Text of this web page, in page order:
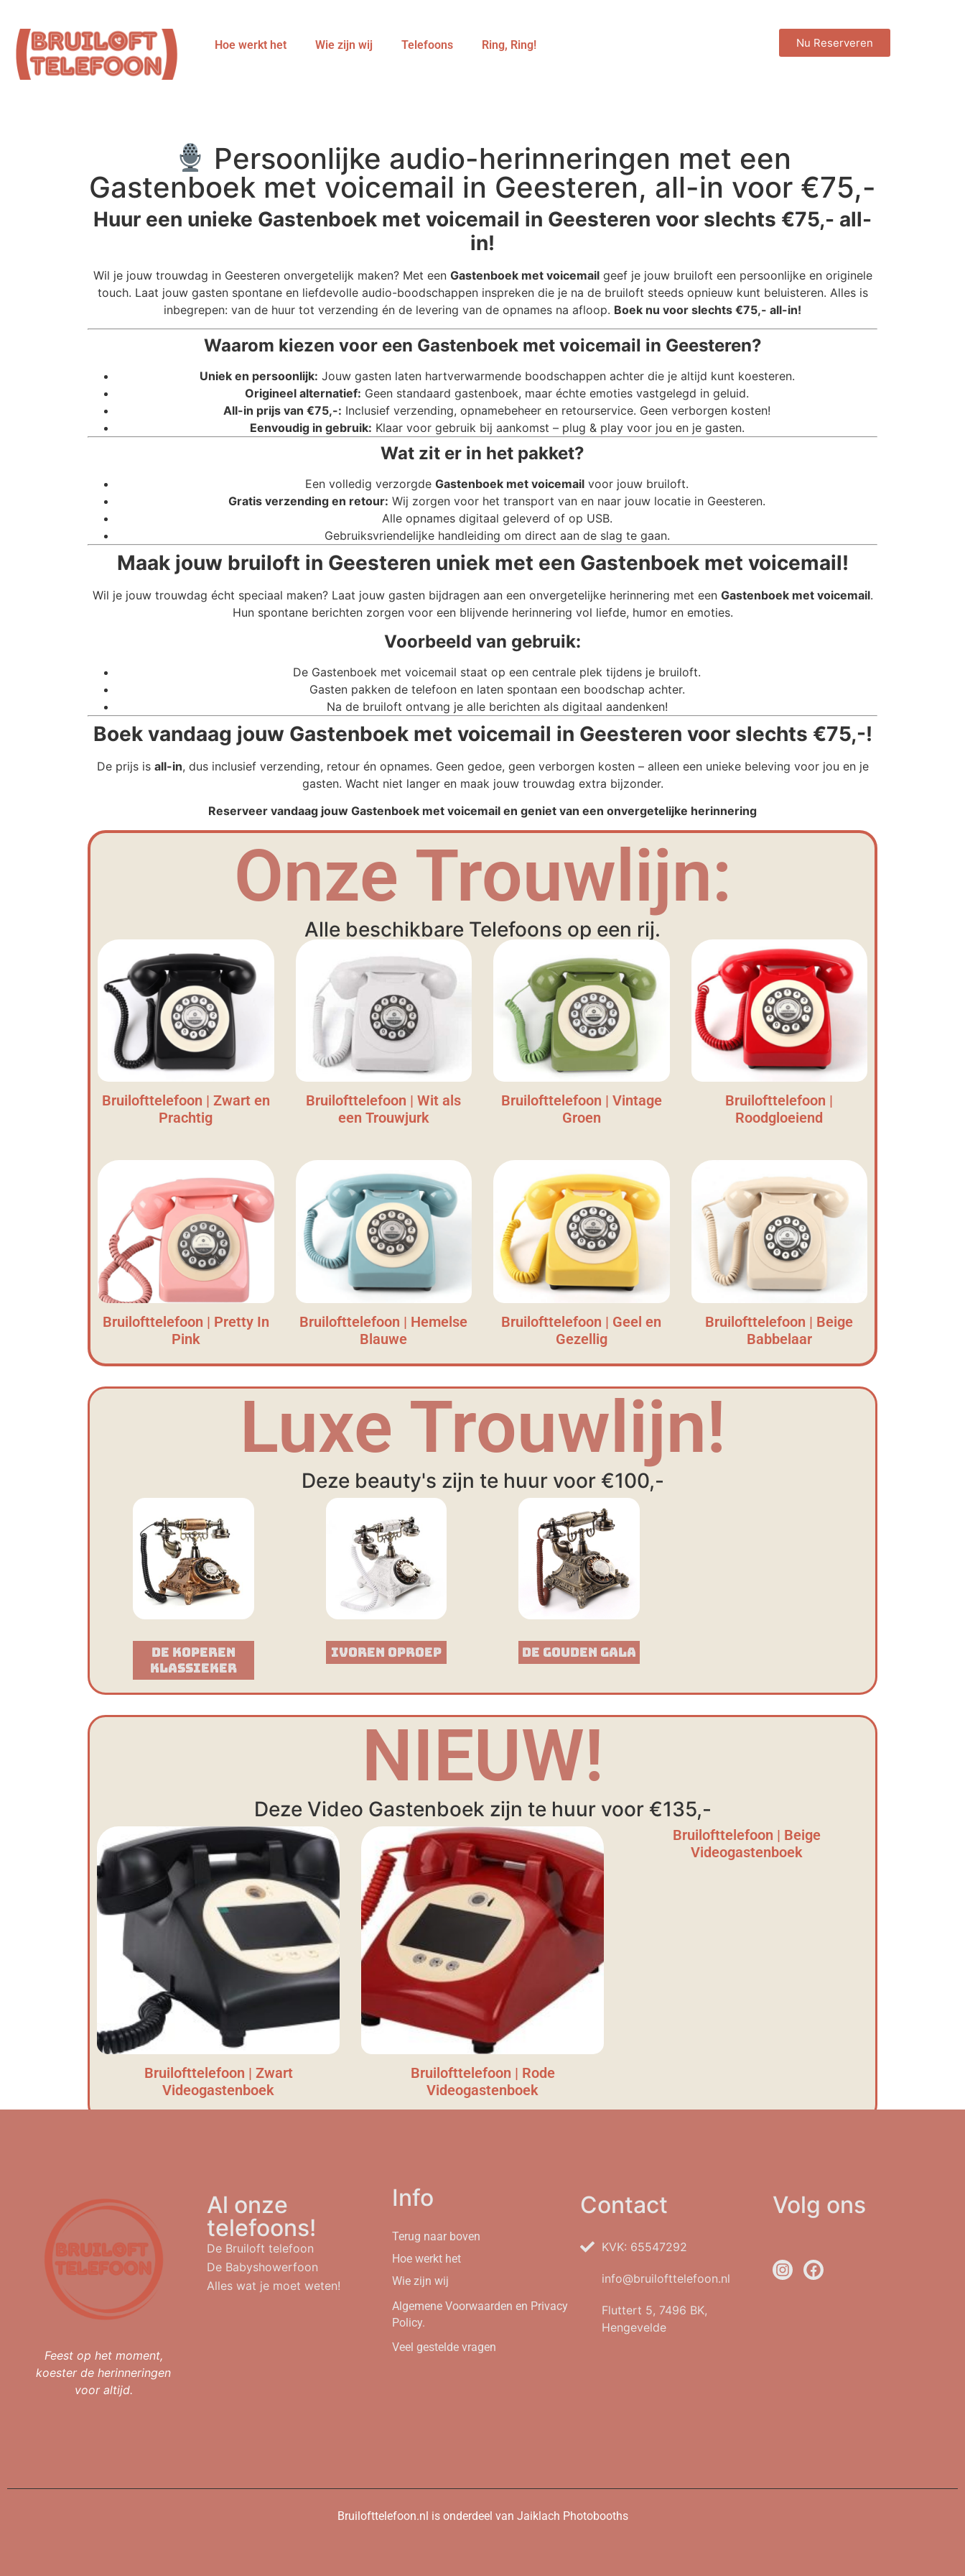
Hoe werkt het Wie zijn wij Telefoons Ring, Ring! Nu Reserveren
Persoonlijke audio-herinneringen met een
Gastenboek met voicemail in Geesteren, all-in voor €75,-
Huur een unieke Gastenboek met voicemail in Geesteren voor slechts €75,- all-
in!
Wil je jouw trouwdag in Geesteren onvergetelijk maken? Met een Gastenboek met voicemailgeef je jouw bruiloft een persoonlijke en originele
touch. Laat jouw gasten spontane en liefdevolle audio-boodschappen inspreken die je na de bruiloft steeds opnieuw kunt beluisteren. Alles is
inbegrepen: van de huur tot verzending én de levering van de opnames na afloop. Boek nu voor slechts €75,- all-in!
Waarom kiezen voor een Gastenboek met voicemail in Geesteren?
Uniek en persoonlijk: Jouw gasten laten hartverwarmende boodschappen achter die je altijd kunt koesteren.
Origineel alternatief: Geen standaard gastenboek, maar échte emoties vastgelegd in geluid.
All-in prijs van €75,-: Inclusief verzending, opnamebeheer en retourservice. Geen verborgen kosten!
Eenvoudig in gebruik: Klaar voor gebruik bij aankomst – plug & play voor jou en je gasten.
Wat zit er in het pakket?
Een volledig verzorgde Gastenboek met voicemail voor jouw bruiloft.
Gratis verzending en retour: Wij zorgen voor het transport van en naar jouw locatie in Geesteren.
Alle opnames digitaal geleverd of op USB.
Gebruiksvriendelijke handleiding om direct aan de slag te gaan.
Maak jouw bruiloft in Geesteren uniek met een Gastenboek met voicemail!
Wil je jouw trouwdag écht speciaal maken? Laat jouw gasten bijdragen aan een onvergetelijke herinnering met een Gastenboek met voicemail.
Hun spontane berichten zorgen voor een blijvende herinnering vol liefde, humor en emoties.
Voorbeeld van gebruik:
De Gastenboek met voicemail staat op een centrale plek tijdens je bruiloft.
Gasten pakken de telefoon en laten spontaan een boodschap achter.
Na de bruiloft ontvang je alle berichten als digitaal aandenken!
Boek vandaag jouw Gastenboek met voicemail in Geesteren voor slechts €75,-!
De prijs is all-in, dus inclusief verzending, retour én opnames. Geen gedoe, geen verborgen kosten – alleen een unieke beleving voor jou en je
gasten. Wacht niet langer en maak jouw trouwdag extra bijzonder.
Reserveer vandaag jouw Gastenboek met voicemail en geniet van een onvergetelijke herinnering
Onze Trouwlijn:
Alle beschikbare Telefoons op een rij.
Bruilofttelefoon | Zwart en
Prachtig
Bruilofttelefoon | Wit als
een Trouwjurk
Bruilofttelefoon | Vintage
Groen
Bruilofttelefoon |
Roodgloeiend
Bruilofttelefoon | Pretty In
Pink
Bruilofttelefoon | Hemelse
Blauwe
Bruilofttelefoon | Geel en
Gezellig
Bruilofttelefoon | Beige
Babbelaar
Luxe Trouwlijn!
Deze beauty's zijn te huur voor €100,-
De Koperen
Klassieker​
Ivoren Oproep De Gouden Gala
NIEUW!
Deze Video Gastenboek zijn te huur voor €135,-
Bruilofttelefoon | Zwart
Videogastenboek
Bruilofttelefoon | Rode
Videogastenboek
Bruilofttelefoon | Beige
Videogastenboek
Feest op het moment,
koester de herinneringen
voor altijd.
Al onze
telefoons!
De Bruiloft telefoon
De Babyshowerfoon
Alles wat je moet weten!
Info
Terug naar boven
Hoe werkt het
Wie zijn wij
Algemene Voorwaarden en Privacy
Policy.
Veel gestelde vragen
Contact
KVK: 65547292
info@bruilofttelefoon.nl
Fluttert 5, 7496 BK,
Hengevelde
Volg ons
Bruilofttelefoon.nl is onderdeel van Jaiklach Photobooths